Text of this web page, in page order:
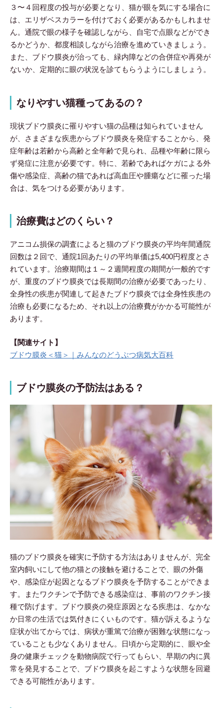
３〜４回程度の投与が必要となり、猫が眼を気にする場合に
は、エリザベスカラーを付けておく必要があるかもしれませ
ん。通院で眼の様子を確認しながら、自宅で点眼などができ
るかどうか、都度相談しながら治療を進めていきましょう。
また、ブドウ膜炎が治っても、緑内障などの合併症や再発が
ないか、定期的に眼の状況を診てもらうようにしましょう。
なりやすい猫種ってあるの？
現状ブドウ膜炎に罹りやすい猫の品種は知られていません
が、さまざまな疾患からブドウ膜炎を発症することから、発
症年齢は若齢から高齢と全年齢で見られ、品種や年齢に限ら
ず発症に注意が必要です。特に、若齢であればケガによる外
傷や感染症、高齢の猫であれば高血圧や腫瘍などに罹った場
合は、気をつける必要があります。
治療費はどのくらい？
アニコム損保の調査によると猫のブドウ膜炎の平均年間通院
回数は２回で、通院1回あたりの平均単価は5,400円程度とさ
れています。治療期間は１～２週間程度の期間が一般的です
が、重度のブドウ膜炎では長期間の治療が必要であったり、
全身性の疾患が関連して起きたブドウ膜炎では全身性疾患の
治療も必要になるため、それ以上の治療費がかかる可能性が
あります。
【関連サイト】
ブドウ膜炎＜猫＞｜みんなのどうぶつ病気大百科
ブドウ膜炎の予防法はある？
猫のブドウ膜炎を確実に予防する方法はありませんが、完全
室内飼いにして他の猫との接触を避けることで、眼の外傷
や、感染症が起因となるブドウ膜炎を予防することができま
す。またワクチンで予防できる感染症は、事前のワクチン接
種で防げます。ブドウ膜炎の発症原因となる疾患は、なかな
か日常の生活では気付きにくいものです。猫が訴えるような
症状が出てからでは、病状が重篤で治療が困難な状態になっ
ていることも少なくありません。日頃から定期的に、眼や全
身の健康チェックを動物病院で行ってもらい、早期の内に異
常を発見することで、ブドウ膜炎を起こすような状態を回避
できる可能性があります。